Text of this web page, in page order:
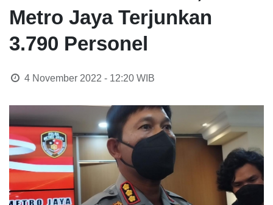
Metro Jaya Terjunkan
3.790 Personel
4 November 2022 - 12:20WIB